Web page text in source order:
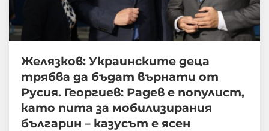
Желязков: Украинските деца
трябва да бъдат върнати от
Русия. Георгиев: Радев е популист,
като пита за мобилизирания
българин – казусът е ясен